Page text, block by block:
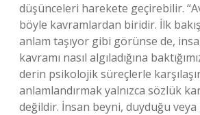
düşünceleri harekete geçirebilir.
böyle kavramlardan biridir. İlk
anlam taşıyor gibi görünse de,
kavramı nasıl algıladığına
derin psikolojik süreçlerle
anlamlandırmak yalnızca sözlük
değildir. İnsan beyni, duyduğu